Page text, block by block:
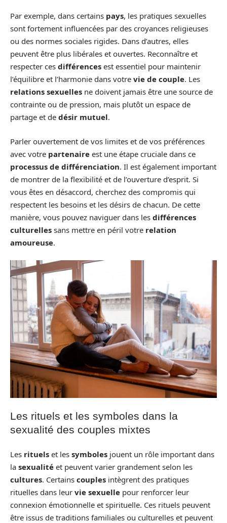
Par exemple, dans certains pays, les pratiques sexuelles
sont fortement influencées par des croyances religieuses
ou des normes sociales rigides. Dans d’autres, elles
peuvent être plus libérales et ouvertes. Reconnaître et
respecter ces différences est essentiel pour maintenir
l’équilibre et l’harmonie dans votre vie de couple. Les
relations sexuelles ne doivent jamais être une source de
contrainte ou de pression, mais plutôt un espace de
partage et de désir mutuel.
Parler ouvertement de vos limites et de vos préférences
avec votre partenaire est une étape cruciale dans ce
processus de différenciation. Il est également important
de montrer de la flexibilité et de l’ouverture d’esprit. Si
vous êtes en désaccord, cherchez des compromis qui
respectent les besoins et les désirs de chacun. De cette
manière, vous pouvez naviguer dans les différences
culturelles sans mettre en péril votre relation
amoureuse.
Les rituels et les symboles dans la
sexualité des couples mixtes
Les rituels et les symboles jouent un rôle important dans
la sexualité et peuvent varier grandement selon les
cultures. Certains couples intègrent des pratiques
rituelles dans leur vie sexuelle pour renforcer leur
connexion émotionnelle et spirituelle. Ces rituels peuvent
être issus de traditions familiales ou culturelles et peuvent